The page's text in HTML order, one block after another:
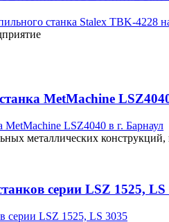
MetMachine
металлических конструкций,
серии LSZ 1525, LS